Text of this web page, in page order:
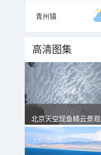
青州镇
高清图集
北京天空现鱼鳞云景观